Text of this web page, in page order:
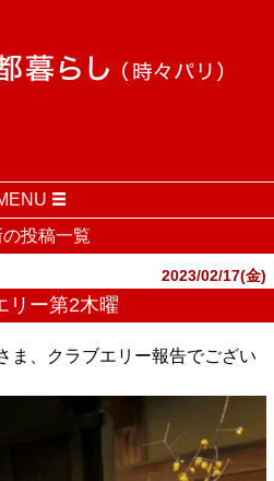
投稿一覧
2023/02/17(金)
リー第2木曜
ま、クラブエリー報告でござい